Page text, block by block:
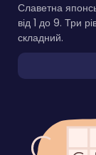
Славетна
від 1 до 9. Три
складний.